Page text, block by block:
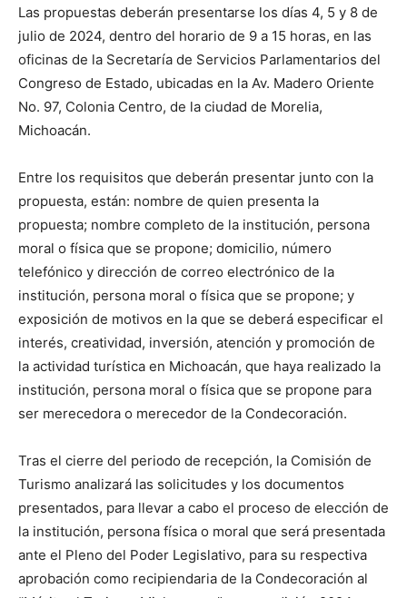
Las propuestas deberán presentarse los días 4, 5 y 8 de
julio de 2024, dentro del horario de 9 a 15 horas, en las
oficinas de la Secretaría de Servicios Parlamentarios del
Congreso de Estado, ubicadas en la Av. Madero Oriente
No. 97, Colonia Centro, de la ciudad de Morelia,
Michoacán.
Entre los requisitos que deberán presentar junto con la
propuesta, están: nombre de quien presenta la
propuesta; nombre completo de la institución, persona
moral o física que se propone; domicilio, número
telefónico y dirección de correo electrónico de la
institución, persona moral o física que se propone; y
exposición de motivos en la que se deberá especificar el
interés, creatividad, inversión, atención y promoción de
la actividad turística en Michoacán, que haya realizado la
institución, persona moral o física que se propone para
ser merecedora o merecedor de la Condecoración.
Tras el cierre del periodo de recepción, la Comisión de
Turismo analizará las solicitudes y los documentos
presentados, para llevar a cabo el proceso de elección de
la institución, persona física o moral que será presentada
ante el Pleno del Poder Legislativo, para su respectiva
aprobación como recipiendaria de la Condecoración al